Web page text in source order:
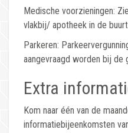
Medische voorzieningen:
vlakbij/ apotheek in de buurt
Parkeren:
aangevraagd worden bij de
Extra
Kom naar één van de
informatiebijeenkomsten